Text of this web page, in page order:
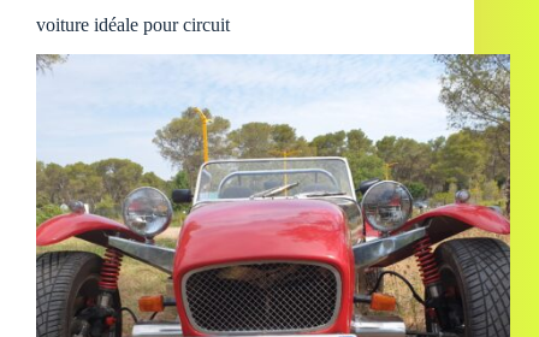
voiture idéale pour circuit